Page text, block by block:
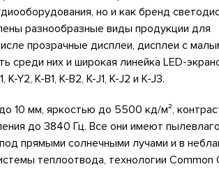
но и как бренд
разнообразные виды продукции для
прозрачные дисплеи, дисплеи с
среди них и широкая линейка LED-
Y2, K-B1, K-B2, K-J1, K-J2 и K-J3.
10 мм, яркостью до 5500 кд/м²,
до 3840 Гц. Все они имеют
прямыми солнечными лучами и в
теплоотвода, технологии Common